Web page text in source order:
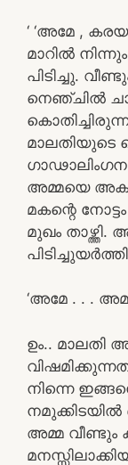
‘ ‘അമേ ,
മാറിൽ
പിടിച്ചു.
നെഞ്ചിൽ
മാലതിയുടെ
അമ്മയെ
മകന്റെ
മുഖം
‘അമേ . . .
ഉം.. മാലതി
നിന്നെ
നമുക്കിടയിൽ
അമ്മ